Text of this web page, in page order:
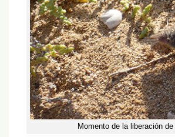
Momento de la liberación